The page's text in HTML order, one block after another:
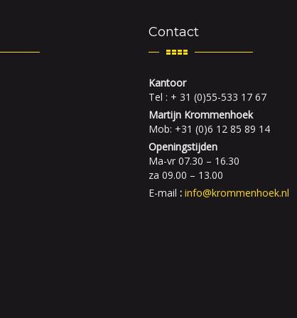
Contact
Kantoor
Tel : + 31 (0)55-533 17 67
Martijn Krommenhoek
Mob: +31 (0)6 12 85 89 14
Openingstijden
Ma-vr 07.30 – 16.30
za 09.00 – 13.00
E-mail : info@krommenhoek.nl